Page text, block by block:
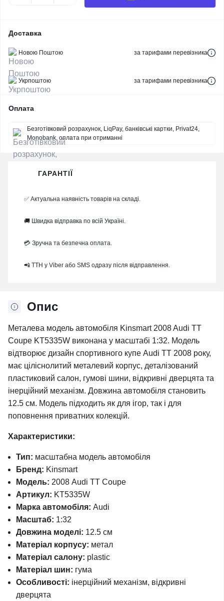
Доставка
Новою Поштою за тарифами перевізника
Укрпоштою за тарифами перевізника
Оплата
Безготівковий розрахунок, LiqPay, банківські картки, Privat24,
Monobank, оплата при отриманні
Опис
Металева модель автомобіля Kinsmart 2008 Audi TT
Coupe KT5335W виконана у масштабі 1:32. Модель
відтворює дизайн спортивного купе Audi TT 2008 року,
має ціліснолитий металевий корпус, деталізований
пластиковий салон, гумові шини, відкривні дверцята та
інерційний механізм. Довжина автомобіля становить
12.5 см. Модель підходить як для ігор, так і для
поповнення приватних колекцій.
Характеристики:
Тип: масштабна модель автомобіля
Бренд: Kinsmart
Модель: 2008 Audi TT Coupe
Артикул: KT5335W
Марка автомобіля: Audi
Масштаб: 1:32
Довжина моделі: 12.5 см
Матеріал корпусу: метал
Матеріал салону: plastic
Матеріал шин: гума
Особливості: інерційний механізм, відкривні
дверцята
ГАРАНТІЇ
✅ Актуальна наявність товарів на складі.
🚚 Швидка відправка по всій Україні.
💳 Зручна та безпечна оплата.
📲 ТТН у Viber або SMS одразу після відправлення.